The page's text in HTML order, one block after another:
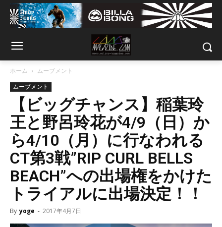
ホーム
ムーブメント
ムーブメント
【ビッグチャンス】稲葉玲
王と野呂玲花が4/9（日）か
ら4/10（月）に行なわれる
CT第3戦”RIP CURL BELLS
BEACH”への出場権をかけた
トライアルに出場決定！！
By yoge - 2017年4月7日